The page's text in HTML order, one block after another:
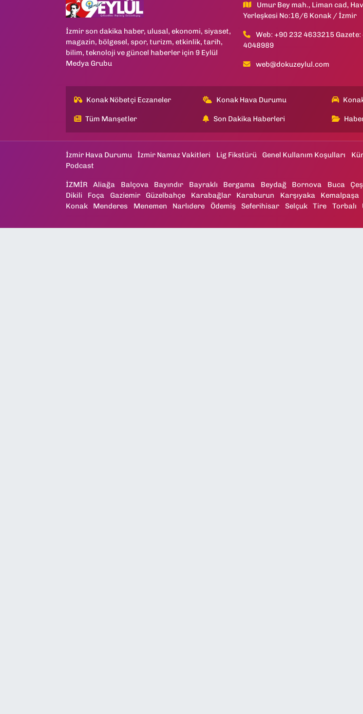
İzmir son dakika haber, ulusal, ekonomi, siyaset,
magazin, bölgesel, spor, turizm, etkinlik, tarih,
bilim, teknoloji ve güncel haberler için 9 Eylül
Medya Grubu
Umur Bey mah., Liman cad,
Yerleşkesi No:16/6 Konak / İzmir
Web: +90 232 4633215
4048989
web@dokuzeylul.com
Konak Nöbetçi Eczaneler Konak Hava Durumu
Tüm Manşetler Son Dakika Haberleri
İzmir Hava Durumu İzmir Namaz Vakitleri Lig Fikstürü Genel Kullanım Koşulları
Podcast
İZMİR Aliağa Balçova Bayındır Bayraklı Bergama Beydağ Bornova Buca
Dikili
Foça Gaziemir Güzelbahçe Karabağlar Karaburun Karşıyaka Kemalpaşa
Konak
Menderes Menemen Narlıdere Ödemiş Seferihisar Selçuk Tire Torbalı